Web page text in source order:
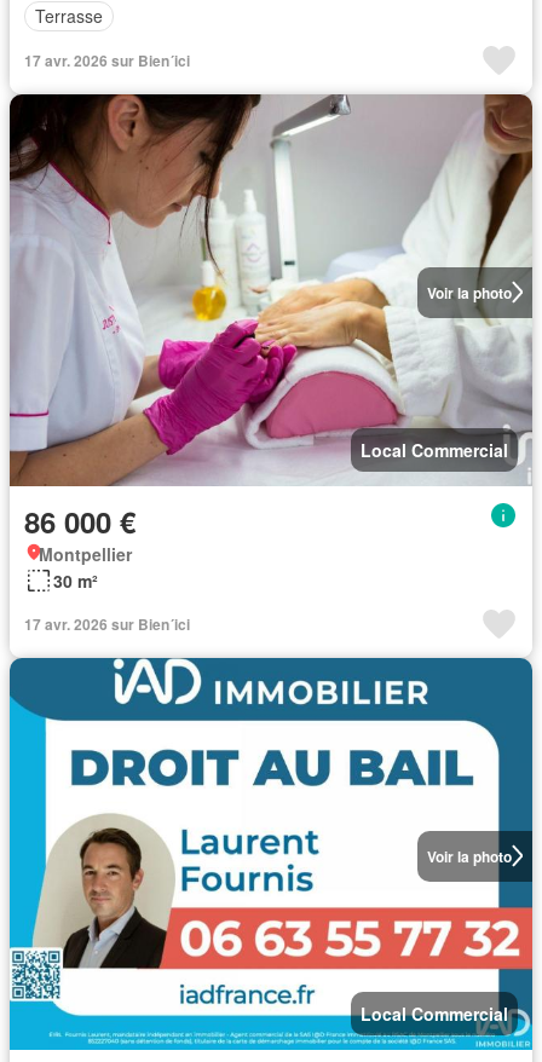
Terrasse
17 avr. 2026 sur Bien´ici
Voir la photo
Local Commercial
86 000 €
Montpellier
30 m²
17 avr. 2026 sur Bien´ici
Voir la photo
Local Commercial